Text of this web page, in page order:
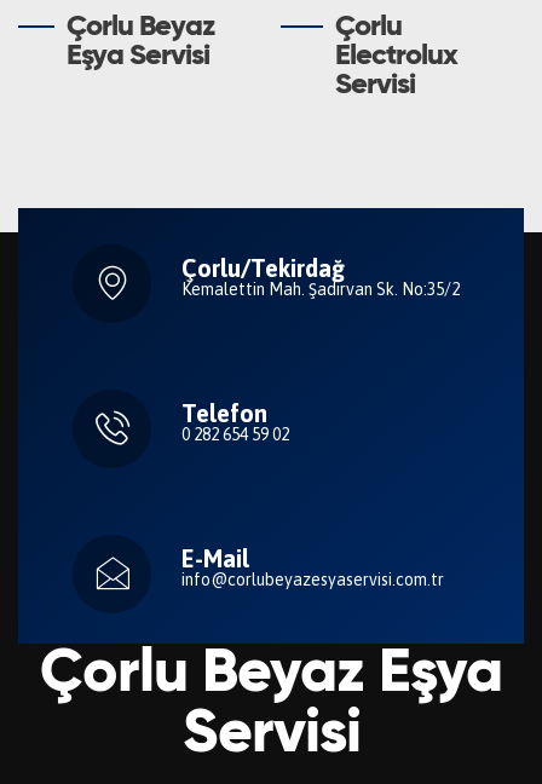
Çorlu Beyaz
Eşya Servisi
Çorlu
Electrolux
Servisi
Çorlu/Tekirdağ
Kemalettin Mah. Şadırvan Sk. No:35/2
Telefon
0 282 654 59 02
E-Mail
info@corlubeyazesyaservisi.com.tr
Çorlu Beyaz Eşya
Servisi